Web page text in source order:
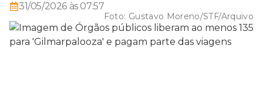
31/05/2026 às 07:57
Foto: Gustavo Moreno/STF/Arquivo